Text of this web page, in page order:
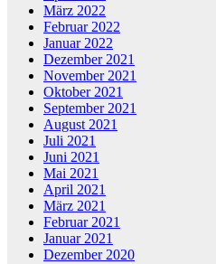
März 2022
Februar 2022
Januar 2022
Dezember 2021
November 2021
Oktober 2021
September 2021
August 2021
Juli 2021
Juni 2021
Mai 2021
April 2021
März 2021
Februar 2021
Januar 2021
Dezember 2020